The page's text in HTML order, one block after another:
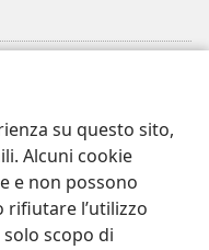
su questo sito,
Alcuni cookie
e non possono
rifiutare l’utilizzo
scopo di